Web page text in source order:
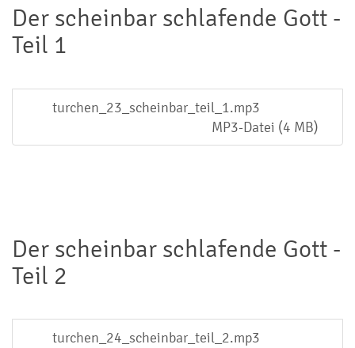
Der scheinbar schlafende Gott -
Teil 1
turchen_23_scheinbar_teil_1.mp3
MP3-Datei (4 MB)
Der scheinbar schlafende Gott -
Teil 2
turchen_24_scheinbar_teil_2.mp3